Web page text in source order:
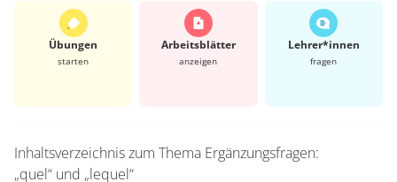
Übungen
starten
Arbeits­blätter
anzeigen
Lehrer*​innen
fragen
Inhaltsverzeichnis zum Thema Ergänzungsfragen:
„quel“ und „lequel“